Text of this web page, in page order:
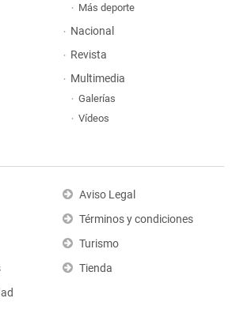
Más deporte
Nacional
Revista
Multimedia
Galerías
Vídeos
Aviso Legal
Términos y condiciones
Turismo
Tienda